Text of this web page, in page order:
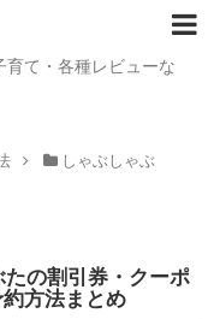
て・各種レビューな
しゃぶしゃぶ
たの割引券・クーポ
方法まとめ